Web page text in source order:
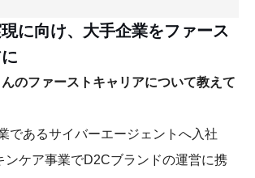
に向け、大手企業をファース
のファーストキャリアについて教えて
であるサイバーエージェントへ入社
ンケア事業でD2Cブランドの運営に携